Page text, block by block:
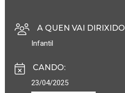
A QUEN VAI DIRIXIDO
Infantil
CANDO:
23/04/2025